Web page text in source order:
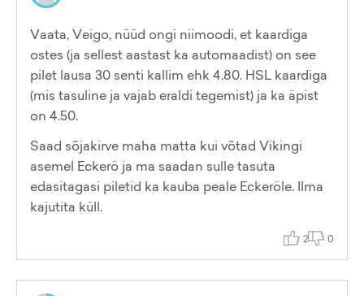
Vaata, Veigo, nüüd ongi niimoodi, et kaardiga
ostes (ja sellest aastast ka automaadist) on see
pilet lausa 30 senti kallim ehk 4.80. HSL kaardiga
(mis tasuline ja vajab eraldi tegemist) ja ka äpist
on 4.50.
Saad sõjakirve maha matta kui võtad Vikingi
asemel Eckerö ja ma saadan sulle tasuta
edasitagasi piletid ka kauba peale Eckeröle. Ilma
kajutita küll.
2 0